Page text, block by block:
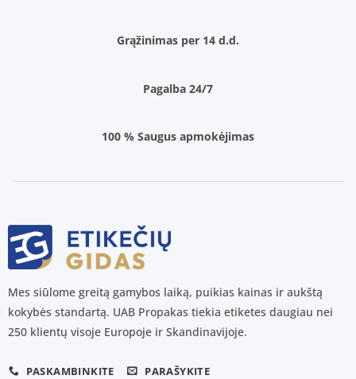
Grąžinimas per 14 d.d.
Pagalba 24/7
100 % Saugus apmokėjimas
Mes siūlome greitą gamybos laiką, puikias kainas ir aukštą
kokybės standartą. UAB Propakas tiekia etiketes daugiau nei
250 klientų visoje Europoje ir Skandinavijoje.
PASKAMBINKITE PARAŠYKITE